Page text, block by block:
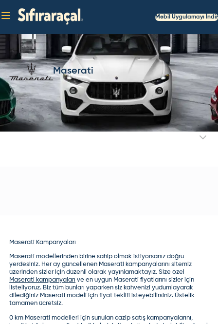
Mobil Uygulamayı İndir
Maserati
Maserati Kampanyaları
Maserati modellerinden birine sahip olmak istiyorsanız doğru
yerdesiniz. Her ay güncellenen Maserati kampanyalarını sitemiz
üzerinden sizler için düzenli olarak yayınlamaktayız. Size özel
Maserati kampanyaları ve en uygun Maserati fiyatlarını sizler için
listeliyoruz. Biz tüm bunları yaparken siz kahvenizi yudumlayarak
dilediğiniz Maserati modeli için fiyat teklifi isteyebilirsiniz. Üstelik
tamamen ücretsiz.
0 km Maserati modelleri
için sunulan cazip satış kampanyalarını,